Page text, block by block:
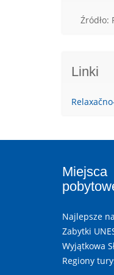
Linki
Miejsca
Najlepsze
Zabytki
Wyjątkowa
Regiony